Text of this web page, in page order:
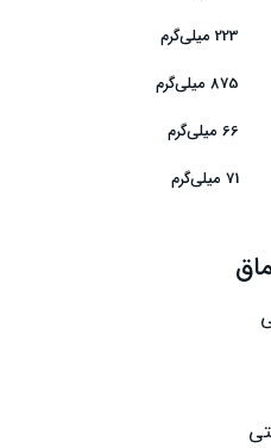
223 میلی‌گرم
875 میلی‌گرم
66 میلی‌گرم
71 میلی‌گرم